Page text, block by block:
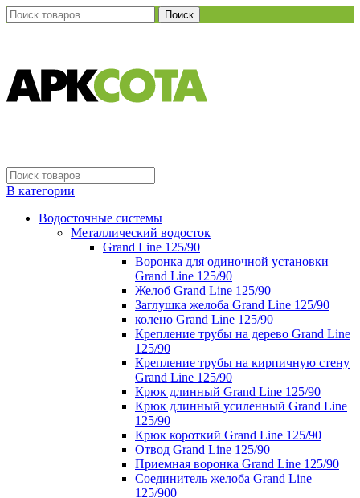
Поиск
В категории
Водосточные системы
Металлический водосток
Grand Line 125/90
Воронка для одиночной установки
Grand Line 125/90
Желоб Grand Line 125/90
Заглушка желоба Grand Line 125/90
колено Grand Line 125/90
Крепление трубы на дерево Grand Line
125/90
Крепление трубы на кирпичную стену
Grand Line 125/90
Крюк длинный Grand Line 125/90
Крюк длинный усиленный Grand Line
125/90
Крюк короткий Grand Line 125/90
Отвод Grand Line 125/90
Приемная воронка Grand Line 125/90
Соединитель желоба Grand Line
125/900